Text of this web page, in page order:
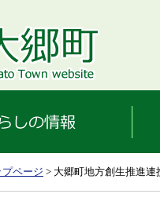
プページ > 大郷町地方創生推進連